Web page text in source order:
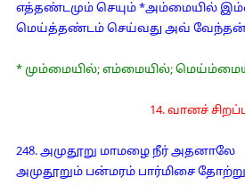
எத்தண்டமும் செயும் *அம்மையில்
மெய்த்தண்டம் செய்வது அவ் வேந்தன்
* மும்மையில்; எம்மையில்;
14. வானச்
248. அமுதூறு மாமழை நீர் அதனாலே
அமுதூறும் பன்மரம் பார்மிசை